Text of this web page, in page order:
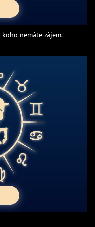
nemáte zájem.